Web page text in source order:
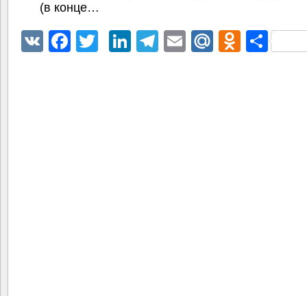
(в конце…
VK Facebook
TwitterLinkedIn
Telegram
EmailMail.Ru